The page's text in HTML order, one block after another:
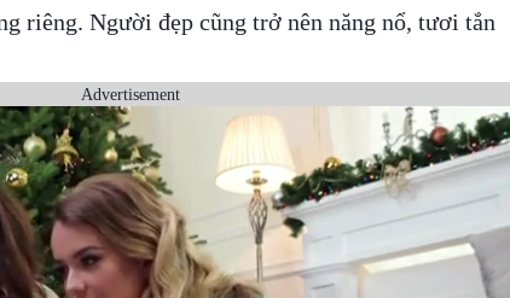
riêng. Người đẹp cũng trở nên năng nổ, tươi tắn
Advertisement